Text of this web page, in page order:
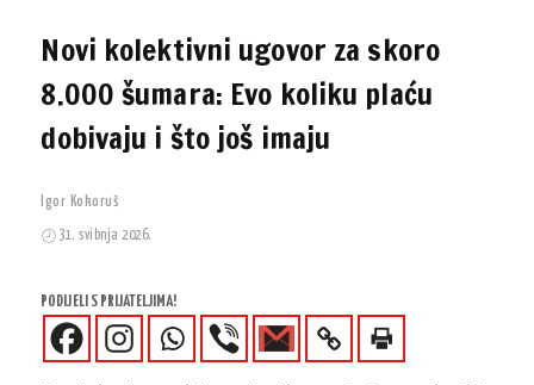
Novi kolektivni ugovor za skoro
8.000 šumara: Evo koliku plaću
dobivaju i što još imaju
Igor Kokoruš
31. svibnja 2026.
PODIJELI S PRIJATELJIMA!